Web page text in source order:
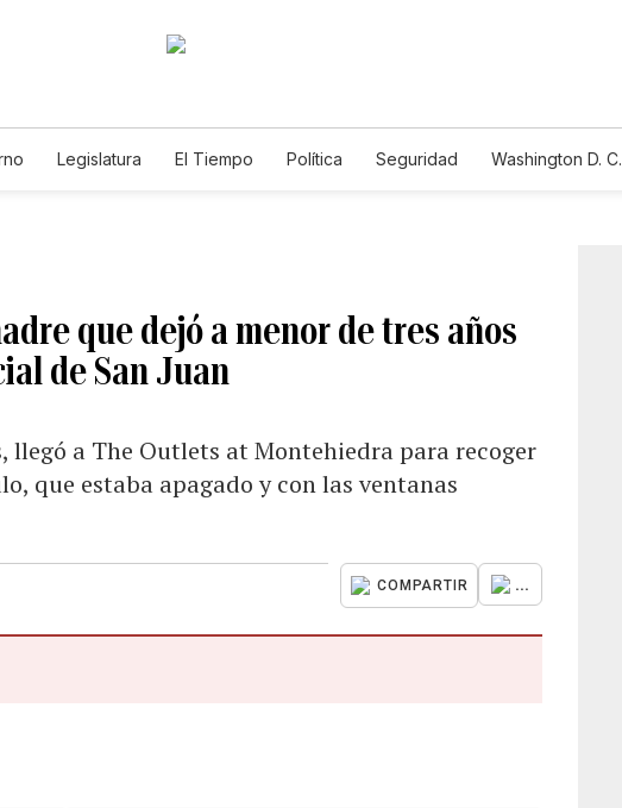
Legislatura El Tiempo Política Seguridad Washington D. C.
que dejó a menor de tres años
de San Juan
llegó a The Outlets at Montehiedra para recoger
que estaba apagado y con las ventanas
COMPARTIR ...